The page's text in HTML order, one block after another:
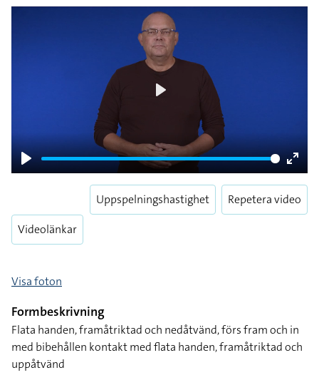
Play
Enter
Videolänkar
Uppspelningshastighet Repetera video
Visa foton
Formbeskrivning
Flata handen, framåtriktad och nedåtvänd, förs fram och in
med bibehållen kontakt med flata handen, framåtriktad och
uppåtvänd